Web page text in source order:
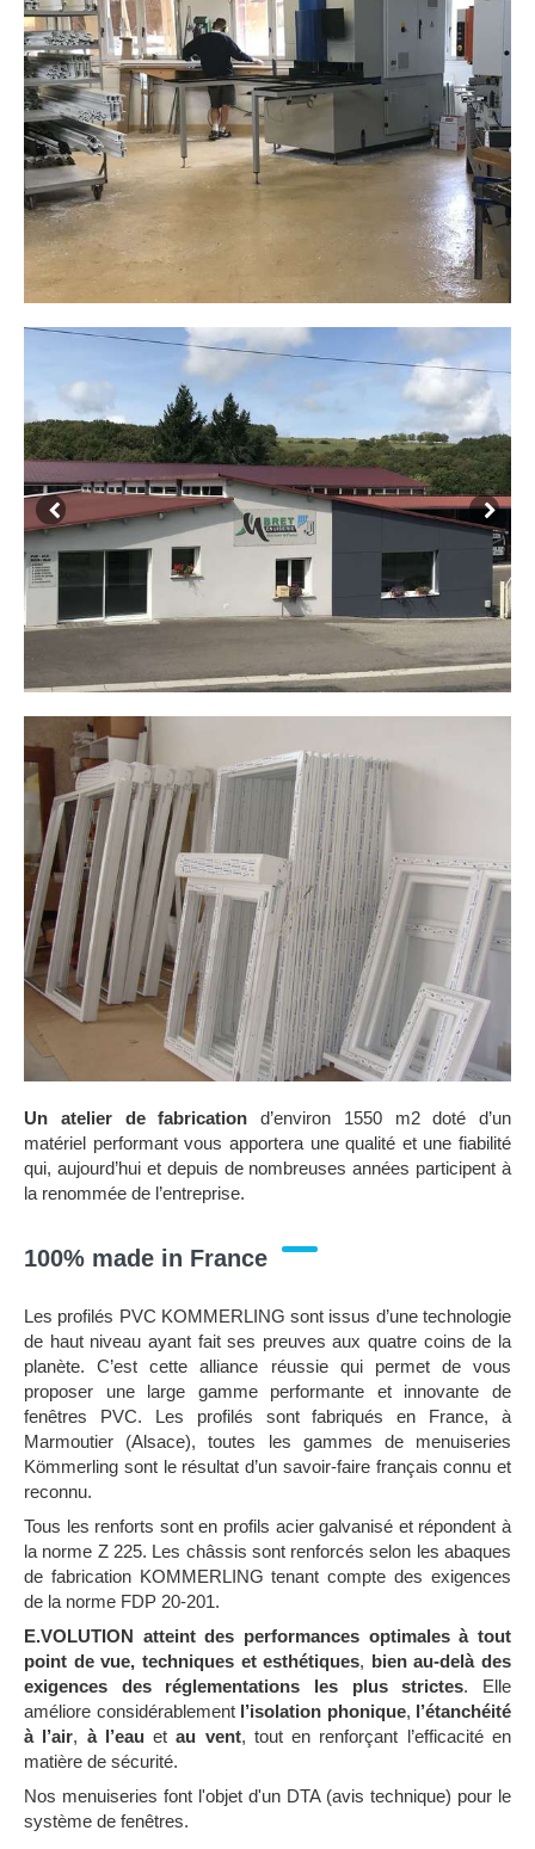
Un atelier de fabrication d’environ 1550 m2 doté d’un
matériel performant vous apportera une qualité et une fiabilité
qui, aujourd’hui et depuis de nombreuses années participent à
la renommée de l’entreprise.
100% made in France
Les profilés PVC KOMMERLING sont issus d’une technologie
de haut niveau ayant fait ses preuves aux quatre coins de la
planète. C’est cette alliance réussie qui permet de vous
proposer une large gamme performante et innovante de
fenêtres PVC. Les profilés sont fabriqués en France, à
Marmoutier (Alsace), toutes les gammes de menuiseries
Kömmerling sont le résultat d’un savoir-faire français connu et
reconnu.
Tous les renforts sont en profils acier galvanisé et répondent à
la norme Z 225. Les châssis sont renforcés selon les abaques
de fabrication KOMMERLING tenant compte des exigences
de la norme FDP 20-201.
E.VOLUTION atteint des performances optimales à tout
point de vue, techniques et esthétiques, bien au-delà des
exigences des réglementations les plus strictes. Elle
améliore considérablement l’isolation phonique, l’étanchéité
à l’air, à l’eau etau vent, tout en renforçant l’efficacité en
matière de sécurité.
Nos menuiseries font l'objet d'un DTA (avis technique) pour le
système de fenêtres.